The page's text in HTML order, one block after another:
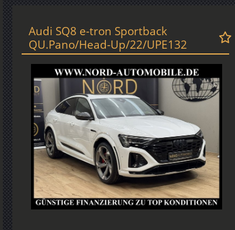
Audi SQ8 e-tron Sportback
QU.Pano/Head-Up/22/UPE132